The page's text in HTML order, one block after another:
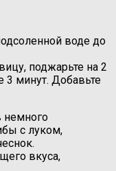
воде до
поджарьте на 2
3 минут. Добавьте
немного
с луком,
вкуса,